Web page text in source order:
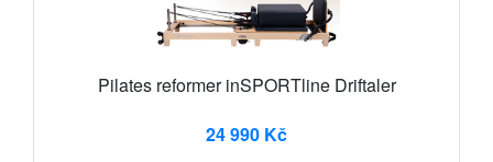
Pilates reformer inSPORTline Driftaler
24 990 Kč